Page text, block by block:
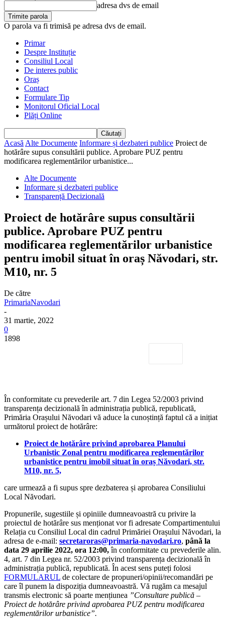
adresa dvs de email
O parola va fi trimisă pe adresa dvs de email.
Primar
Despre Instituție
Consiliul Local
De interes public
Oraș
Contact
Formulare Tip
Monitorul Oficial Local
Plăți Online
Acasă Alte Documente Informare și dezbateri publice Proiect de
hotărâre supus consultării publice. Aprobare PUZ pentru
modificarea reglementărilor urbanistice...
Alte Documente
Informare și dezbateri publice
Transparență Decizională
Proiect de hotărâre supus consultării
publice. Aprobare PUZ pentru
modificarea reglementărilor urbanistice
pentru imobil situat în oraș Năvodari, str.
M10, nr. 5
De către
PrimariaNavodari
-
31 martie, 2022
0
1898
În conformitate cu prevederile art. 7 din Legea 52/2003 privind
transparența decizională în administrația publică, republicată,
Primăria Orașului Năvodari vă aduce la cunoștință faptul că a inițiat
următorul proiect de hotărâre:
Proiect de hotărâre privind aprobarea Planului
Urbanistic Zonal pentru modificarea reglementărilor
urbanistice pentru imobil situat în oraș Năvodari, str.
M10, nr. 5,
care urmează a fi supus spre dezbaterea și aprobarea Consiliului
Local Năvodari.
Propunerile, sugestiile și opiniile dumneavoastră cu privire la
proiectul de hotărâre sus menționat vor fi adresate Compartimentului
Relația cu Consiliul Local din cadrul Primăriei Orașului Năvodari, la
adresa de e-mail: secretaroras@primaria-navodari.ro, până la
data 29 aprilie 2022, ora 12:00,în conformitate cu prevederile alin.
4, art. 7 din Legea nr. 52/2003 privind transparența decizională în
administrația publică, republicată. În acest sens puteți folosi
FORMULARUL de colectare de propuneri/opinii/recomandări pe
care îl punem la dispoziția dumneavoastră. Vă rugăm ca mesajul
transmis electronic să poarte mențiunea ”Consultare publică –
Proiect de hotărâre privind aprobarea PUZ pentru modificarea
reglementărilor urbanistice”.